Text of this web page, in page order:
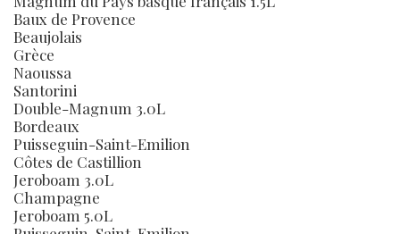
Baux de Provence
Beaujolais
Grèce
Naoussa
Santorini
Double-Magnum 3.0L
Bordeaux
Puisseguin-Saint-Emilion
Côtes de Castillion
Jeroboam 3.0L
Champagne
Jeroboam 5.0L